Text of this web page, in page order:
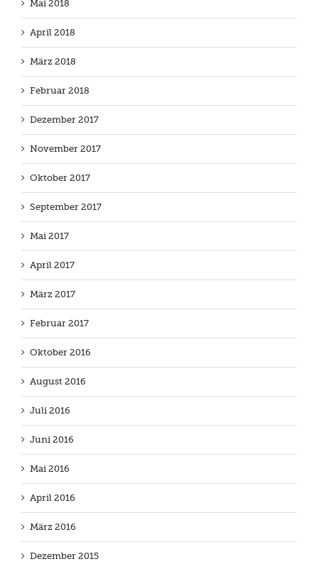
Mai 2018
April 2018
März 2018
Februar 2018
Dezember 2017
November 2017
Oktober 2017
September 2017
Mai 2017
April 2017
März 2017
Februar 2017
Oktober 2016
August 2016
Juli 2016
Juni 2016
Mai 2016
April 2016
März 2016
Dezember 2015